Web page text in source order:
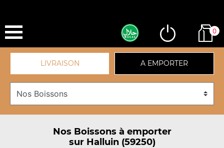
0
LIVRAISON A EMPORTER
Nos Boissons à emporter
sur Halluin (59250)